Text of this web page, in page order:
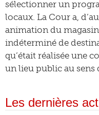
sélectionner un
locaux. La Cour a,
animation du magasin
indéterminé de
qu’était réalisée une
un lieu public au sens
Les dernières